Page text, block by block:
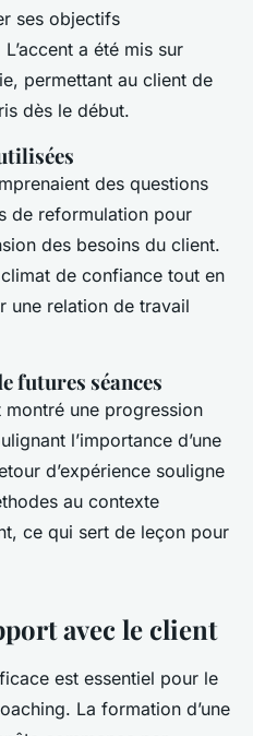
ses objectifs
a été mis sur
permettant au client de
dès le début.
des questions
de reformulation pour
des besoins du client.
de confiance tout en
une relation de travail
futures séances
une progression
l’importance d’une
d’expérience souligne
au contexte
ce qui sert de leçon pour
avec le client
est essentiel pour le
La formation d’une